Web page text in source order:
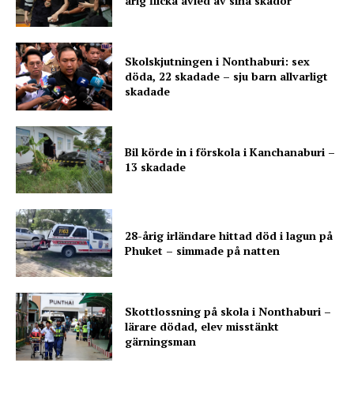
Skolskjutningen i Nonthaburi: sex
döda, 22 skadade – sju barn allvarligt
skadade
Bil körde in i förskola i Kanchanaburi –
13 skadade
28-årig irländare hittad död i lagun på
Phuket – simmade på natten
Skottlossning på skola i Nonthaburi –
lärare dödad, elev misstänkt
gärningsman